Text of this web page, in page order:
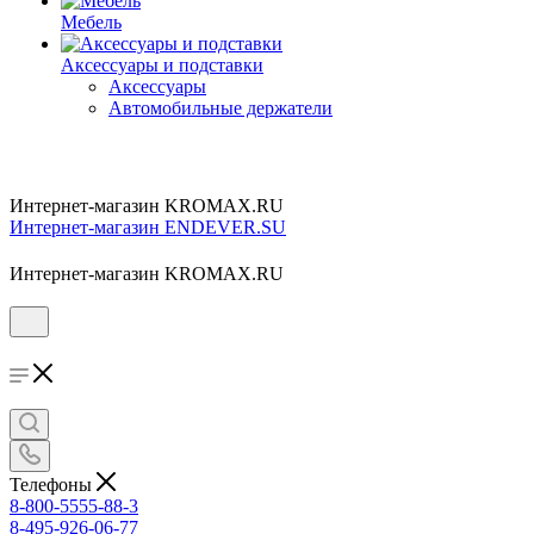
Мебель
Аксессуары и подставки
Аксессуары
Автомобильные держатели
Интернет-магазин KROMAX.RU
Интернет-магазин ENDEVER.SU
Интернет-магазин KROMAX.RU
Телефоны
8-800-5555-88-3
8-495-926-06-77